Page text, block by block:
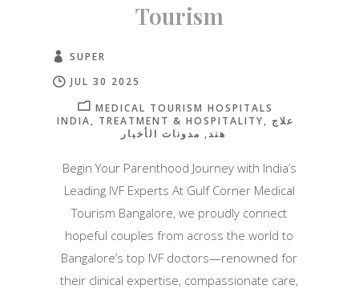
Tourism
SUPER
JUL 30 2025
MEDICAL TOURISM HOSPITALS
INDIA
TREATMENT & HOSPITALITY
علاج
هند
مدونات الأخبار
Begin Your Parenthood Journey with India’s
Leading IVF Experts At Gulf Corner Medical
Tourism Bangalore, we proudly connect
hopeful couples from across the world to
Bangalore’s top IVF doctors—renowned for
their clinical expertise, compassionate care,